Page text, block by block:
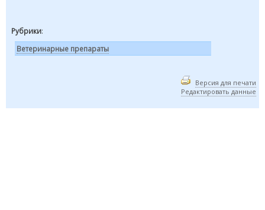
Рубрики:
Ветеринарные препараты
Версия для печати
Редактировать данные